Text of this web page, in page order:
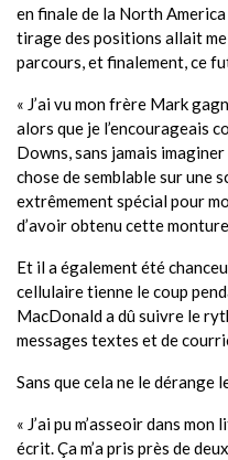
en finale de la North
tirage des positions allait
parcours, et finalement, ce
« J’ai vu mon frère Mark
alors que je l’encourageais
Downs, sans jamais
chose de semblable sur une
extrêmement spécial pour
d’avoir obtenu cette
Et il a également été
cellulaire tienne le coup
MacDonald a dû suivre le
messages textes et de
Sans que cela ne le dérange
« J’ai pu m’asseoir dans
écrit. Ça m’a pris près de